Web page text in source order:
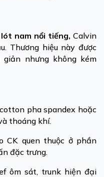
nam nổi tiếng, Calvin
Thương hiệu này được
nhưng không kém
pha spandex hoặc
thoáng khí.
CK quen thuộc ở phần
đặc trưng.
ôm sát, trunk hiện đại